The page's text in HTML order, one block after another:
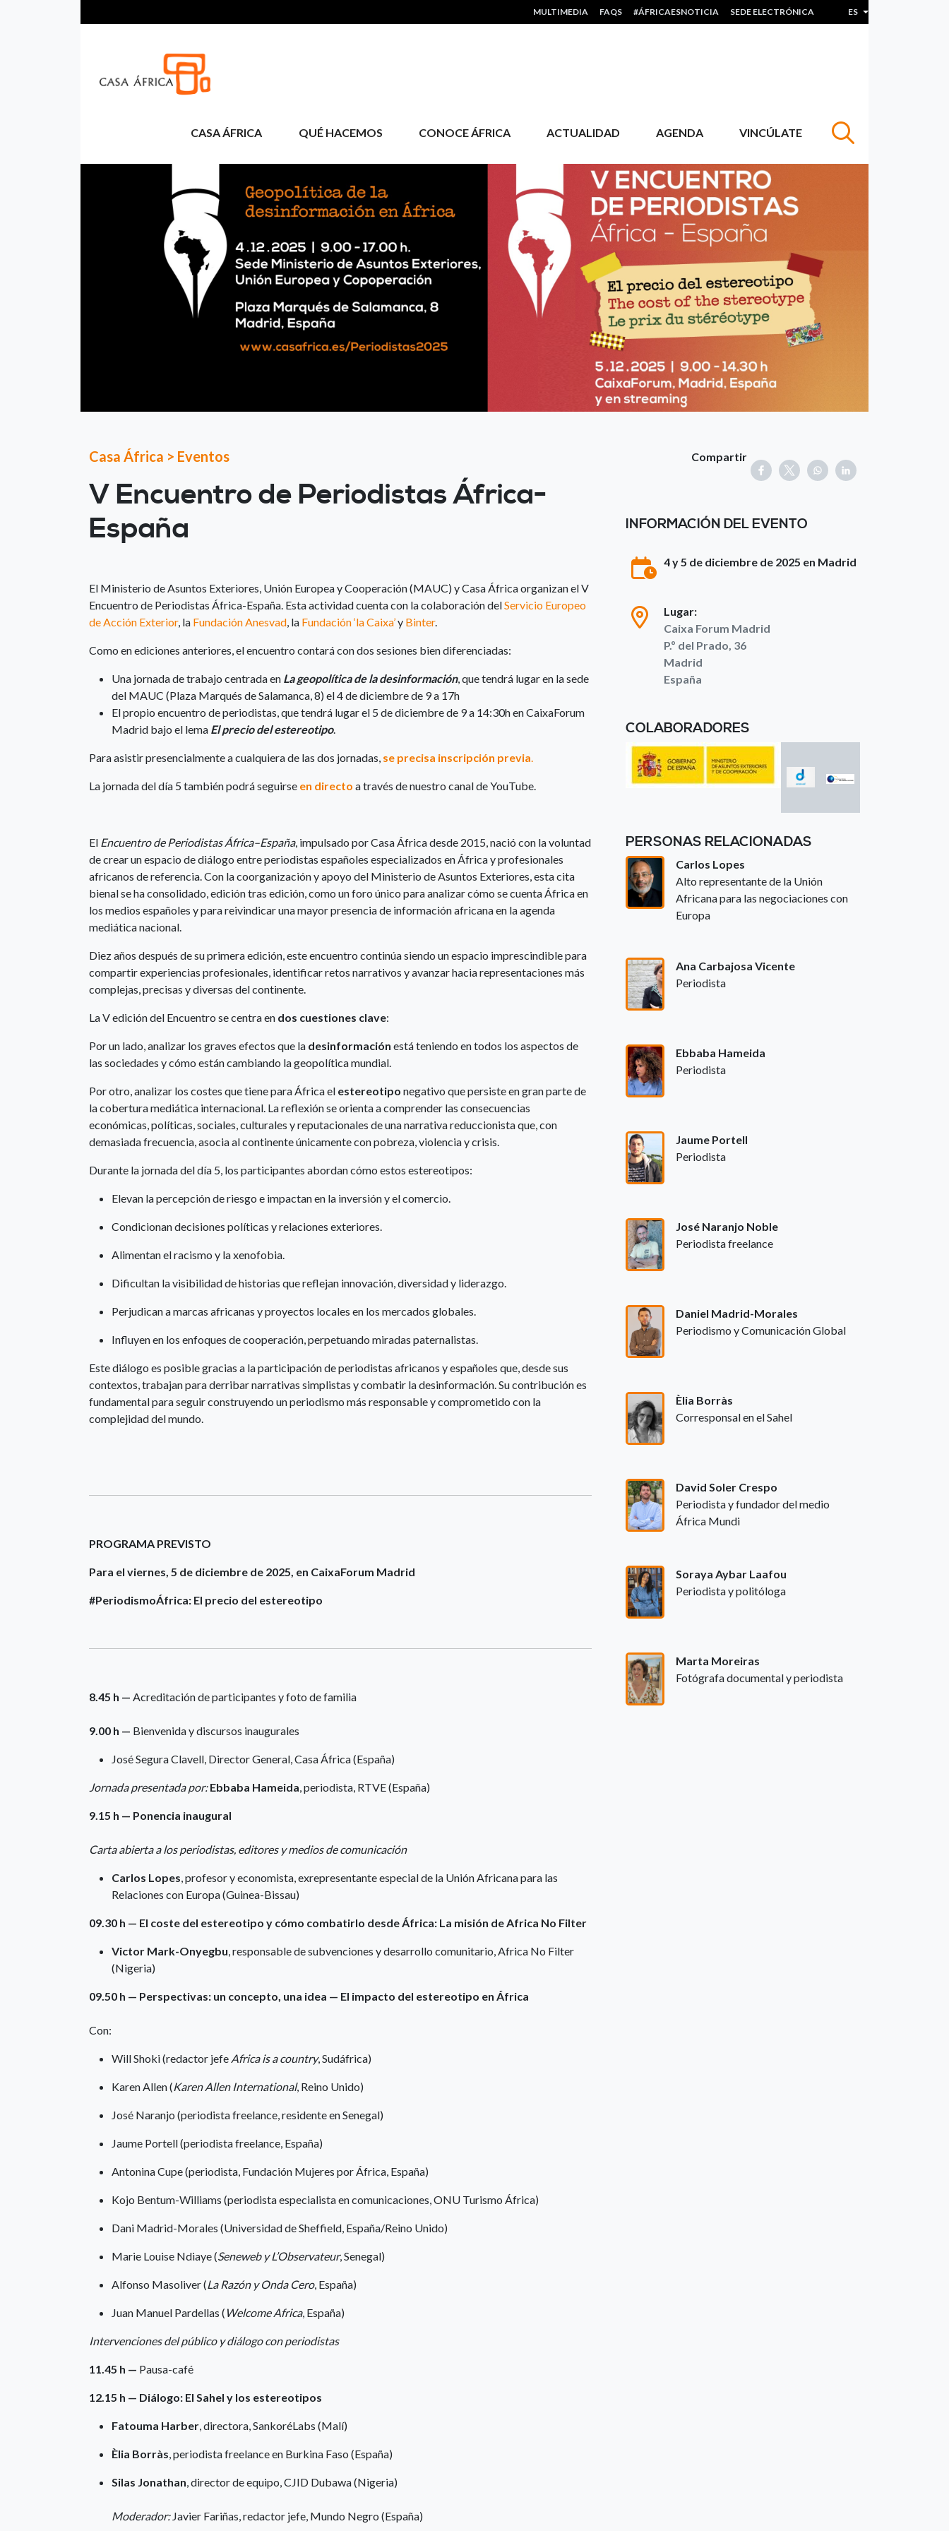
HEADER MENU
MULTIMEDIA FAQS #ÁFRICAESNOTICIA SEDE ELECTRÓNICA ES Lista adicional de
CASA ÁFRICA QUÉ HACEMOS CONOCE ÁFRICA ACTUALIDAD AGENDA VINCÚLATE
Casa África > Eventos
V Encuentro de Periodistas África-
España
El Ministerio de Asuntos Exteriores, Unión Europea y Cooperación (MAUC) y Casa África organizan el V
Encuentro de Periodistas África-España. Esta actividad cuenta con la colaboración delServicio Europeo
de Acción Exterior, la Fundación Anesvad , la Fundación ‘la Caixa’y Binter.
Como en ediciones anteriores, el encuentro contará con dos sesiones bien diferenciadas:
Una jornada de trabajo centrada en La geopolítica de la desinformación, que tendrá lugar en la sede
del MAUC (Plaza Marqués de Salamanca, 8) el 4 de diciembre de 9 a 17h
El propio encuentro de periodistas, que tendrá lugar el 5 de diciembre de 9 a 14:30h en CaixaForum
Madrid bajo el lema El precio del estereotipo.
Para asistir presencialmente a cualquiera de las dos jornadas, se precisa inscripción previa
La jornada del día 5 también podrá seguirse en directo a través de nuestro canal de YouTube.
El Encuentro de Periodistas África–España, impulsado por Casa África desde 2015, nació con la voluntad
de crear un espacio de diálogo entre periodistas españoles especializados en África y profesionales
africanos de referencia. Con la coorganización y apoyo del Ministerio de Asuntos Exteriores, esta cita
bienal se ha consolidado, edición tras edición, como un foro único para analizar cómo se cuenta África en
los medios españoles y para reivindicar una mayor presencia de información africana en la agenda
mediática nacional.
Diez años después de su primera edición, este encuentro continúa siendo un espacio imprescindible para
compartir experiencias profesionales, identificar retos narrativos y avanzar hacia representaciones más
complejas, precisas y diversas del continente.
La V edición del Encuentro se centra en dos cuestiones clave:
Por un lado, analizar los graves efectos que la desinformación está teniendo en todos los aspectos de
las sociedades y cómo están cambiando la geopolítica mundial.
Por otro, analizar los costes que tiene para África el estereotipo negativo que persiste en gran parte de
la cobertura mediática internacional. La reflexión se orienta a comprender las consecuencias
económicas, políticas, sociales, culturales y reputacionales de una narrativa reduccionista que, con
demasiada frecuencia, asocia al continente únicamente con pobreza, violencia y crisis.
Durante la jornada del día 5, los participantes abordan cómo estos estereotipos:
Elevan la percepción de riesgo e impactan en la inversión y el comercio.
Condicionan decisiones políticas y relaciones exteriores.
Alimentan el racismo y la xenofobia.
Dificultan la visibilidad de historias que reflejan innovación, diversidad y liderazgo.
Perjudican a marcas africanas y proyectos locales en los mercados globales.
Influyen en los enfoques de cooperación, perpetuando miradas paternalistas.
Este diálogo es posible gracias a la participación de periodistas africanos y españoles que, desde sus
contextos, trabajan para derribar narrativas simplistas y combatir la desinformación. Su contribución es
fundamental para seguir construyendo un periodismo más responsable y comprometido con la
complejidad del mundo.
PROGRAMA PREVISTO
Para el viernes, 5 de diciembre de 2025, en CaixaForum Madrid
#PeriodismoÁfrica: El precio del estereotipo
8.45 h — Acreditación de participantes y foto de familia
9.00 h — Bienvenida y discursos inaugurales
José Segura Clavell, Director General, Casa África (España)
Jornada presentada por: Ebbaba Hameida , periodista, RTVE (España)
9.15 h — Ponencia inaugural
Carta abierta a los periodistas, editores y medios de comunicación
Carlos Lopes , profesor y economista, exrepresentante especial de la Unión Africana para las
Relaciones con Europa (Guinea-Bissau)
09.30 h — El coste del estereotipo y cómo combatirlo desde África: La misión de Africa No Filter
Victor Mark-Onyegbu , responsable de subvenciones y desarrollo comunitario, Africa No Filter
(Nigeria)
09.50 h — Perspectivas: un concepto, una idea — El impacto del estereotipo en África
Con:
Will Shoki (redactor jefe Africa is a country, Sudáfrica)
Karen Allen (Karen Allen International, Reino Unido)
José Naranjo (periodista freelance, residente en Senegal)
Jaume Portell (periodista freelance, España)
Antonina Cupe (periodista, Fundación Mujeres por África, España)
Kojo Bentum-Williams (periodista especialista en comunicaciones, ONU Turismo África)
Dani Madrid-Morales (Universidad de Sheffield, España/Reino Unido)
Marie Louise Ndiaye (Seneweb y L’Observateur, Senegal)
Alfonso Masoliver (La Razón y Onda Cero, España)
Juan Manuel Pardellas ( Welcome Africa, España)
Intervenciones del público y diálogo con periodistas
11.45 h — Pausa-café
12.15 h — Diálogo: El Sahel y los estereotipos
Fatouma Harber , directora, SankoréLabs (Malí)
Èlia Borràs , periodista freelance en Burkina Faso (España)
Silas Jonathan , director de equipo, CJID Dubawa (Nigeria)
Moderador:Javier Fariñas, redactor jefe, Mundo Negro (España)
Compartir
INFORMACIÓN DEL EVENTO
4 y 5 de diciembre de 2025 en Madrid
Lugar:
Caixa Forum Madrid
P.º del Prado, 36
Madrid
España
COLABORADORES
PERSONAS RELACIONADAS
Carlos Lopes
Alto representante de la Unión
Africana para las negociaciones con
Europa
Ana Carbajosa Vicente
Periodista
Ebbaba Hameida
Periodista
Jaume Portell
Periodista
José Naranjo Noble
Periodista freelance
Daniel Madrid-Morales
Periodismo y Comunicación Global
Èlia Borràs
Corresponsal en el Sahel
David Soler Crespo
Periodista y fundador del medio
África Mundi
Soraya Aybar Laafou
Periodista y politóloga
Marta Moreiras
Fotógrafa documental y periodista